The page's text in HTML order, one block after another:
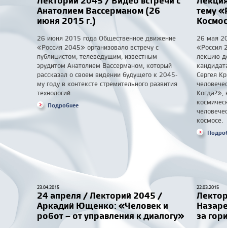
Анатолием Вассерманом (26
июня 2015 г.)
26 июня 2015 года Общественное движение
«Россия 2045» организовало встречу с
публицистом, телеведущим, известным
эрудитом Анатолием Вассерманом, который
рассказал о своем видении будущего к 2045-
му году в контексте стремительного развития
технологий.
Подробнее
тему
26 мая
«Россия
лекцию
Сергея
Когда?»,
космосе.
23.04.2015
24 апреля / Лекторий 2045 /
Аркадий Ющенко: «Человек и
робот – от управления к диалогу»
22.03.2015
за